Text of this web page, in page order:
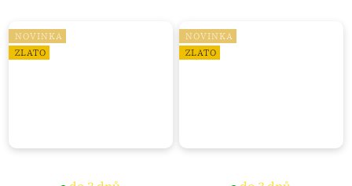
NOVINKA
ZLATO
NOVINKA
ZLATO